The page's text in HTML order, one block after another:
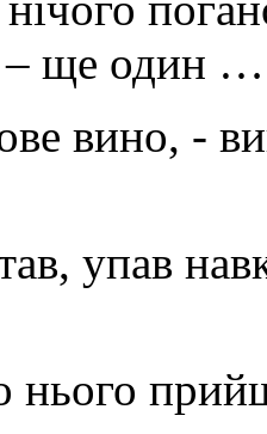
– ще один …
вино, -
упав